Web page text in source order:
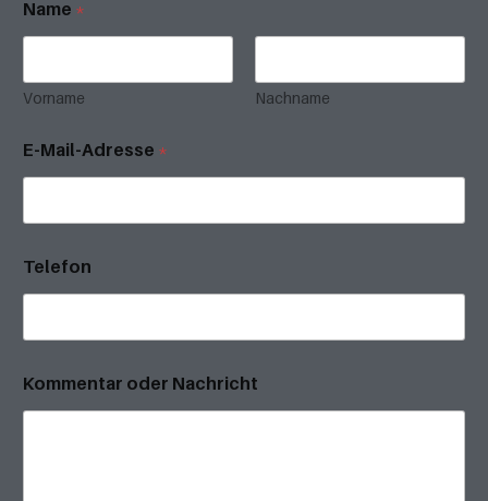
Name *
Vorname Nachname
E-Mail-Adresse *
Telefon
Kommentar oder Nachricht